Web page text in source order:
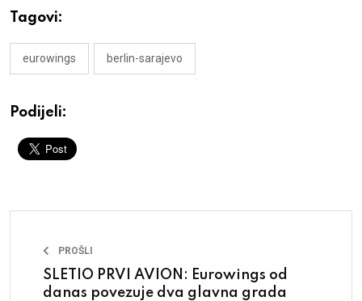
Tagovi:
eurowings berlin-sarajevo
Podijeli:
PROŠLI
SLETIO PRVI AVION: Eurowings od
danas povezuje dva glavna grada